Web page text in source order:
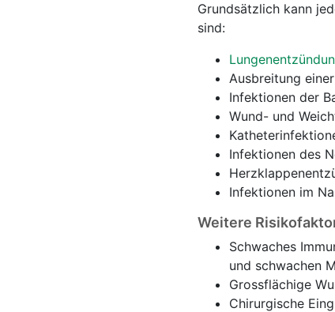
Grundsätzlich kann
sind:
Ausbreitung einer
Infektionen der
Wund- und
Infektionen des
Infektionen im
Weitere
Schwaches
und schwachen
Grossflächige
Chirurgische